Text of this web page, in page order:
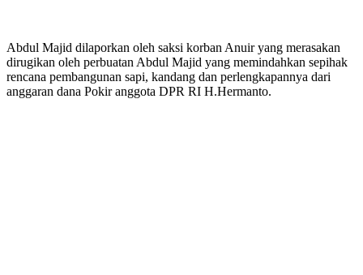
Abdul Majid dilaporkan oleh saksi korban Anuir yang merasakan
dirugikan oleh perbuatan Abdul Majid yang memindahkan sepihak
rencana pembangunan sapi, kandang dan perlengkapannya dari
anggaran dana Pokir anggota DPR RI H.Hermanto.